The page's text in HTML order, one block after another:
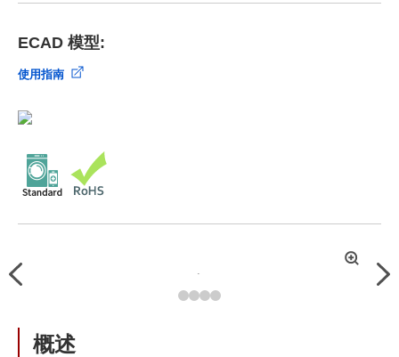
ECAD 模型:
使用指南
Previous
拡
概述